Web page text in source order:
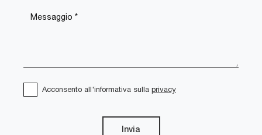
Acconsento all'informativa sulla privacy
Invia